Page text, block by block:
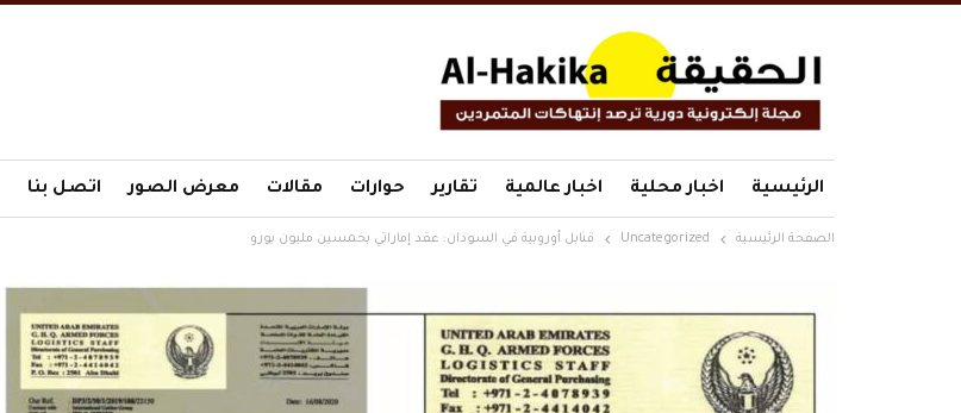
الرئيسية اخبار محلية اخبار عالمية تقارير حوارات مقالات معرض الصور اتصل بنا
الصفحة الرئيسية Uncategorized قنابل أوروبية في السودان: عقد إماراتي بخمسين مليون يورو